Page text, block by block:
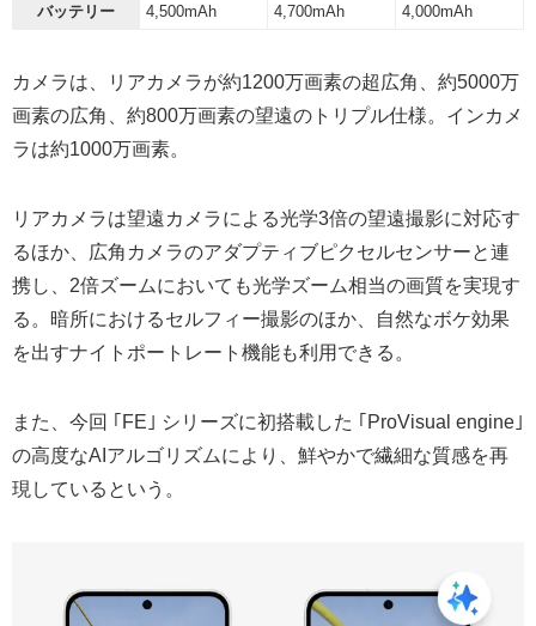
バッテリー
4,500mAh 4,700mAh 4,000mAh
カメラは、リアカメラが約1200万画素の超広角、約5000万
画素の広角、約800万画素の望遠のトリプル仕様。インカメ
ラは約1000万画素。
リアカメラは望遠カメラによる光学3倍の望遠撮影に対応す
るほか、広角カメラのアダプティブピクセルセンサーと連
携し、2倍ズームにおいても光学ズーム相当の画質を実現す
る。暗所におけるセルフィー撮影のほか、自然なボケ効果
を出すナイトポートレート機能も利用できる。
また、今回 ｢FE｣ シリーズに初搭載した ｢ProVisual engine｣
の高度なAIアルゴリズムにより、鮮やかで繊細な質感を再
現しているという。